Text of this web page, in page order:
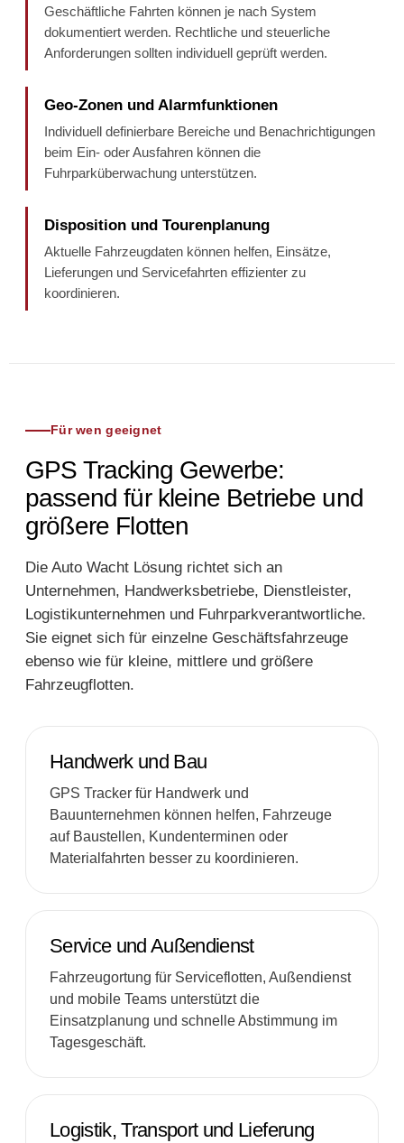
Geschäftliche Fahrten können je nach System
dokumentiert werden. Rechtliche und steuerliche
Anforderungen sollten individuell geprüft werden.
Geo-Zonen und Alarmfunktionen
Individuell definierbare Bereiche und Benachrichtigungen
beim Ein- oder Ausfahren können die
Fuhrparküberwachung unterstützen.
Disposition und Tourenplanung
Aktuelle Fahrzeugdaten können helfen, Einsätze,
Lieferungen und Servicefahrten effizienter zu
koordinieren.
Für wen geeignet
GPS Tracking Gewerbe:
passend für kleine Betriebe und
größere Flotten
Die Auto Wacht Lösung richtet sich an
Unternehmen, Handwerksbetriebe, Dienstleister,
Logistikunternehmen und Fuhrparkverantwortliche.
Sie eignet sich für einzelne Geschäftsfahrzeuge
ebenso wie für kleine, mittlere und größere
Fahrzeugflotten.
Handwerk und Bau
GPS Tracker für Handwerk und
Bauunternehmen können helfen, Fahrzeuge
auf Baustellen, Kundenterminen oder
Materialfahrten besser zu koordinieren.
Service und Außendienst
Fahrzeugortung für Serviceflotten, Außendienst
und mobile Teams unterstützt die
Einsatzplanung und schnelle Abstimmung im
Tagesgeschäft.
Logistik, Transport und Lieferung